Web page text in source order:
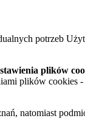
potrzeb
plików
plików cookies
natomiast